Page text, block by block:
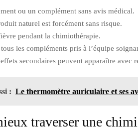
ou un complément sans avis médical.
naturel est forcément sans risque.
pendant la chimiothérapie.
les compléments pris à l’équipe
secondaires peuvent apparaître avec
: Le thermomètre auriculaire et ses
traverser une